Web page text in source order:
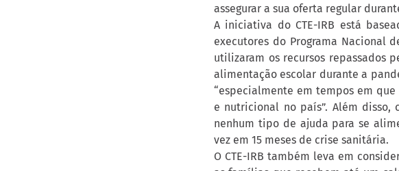
assegurar a sua oferta regular
A iniciativa do CTE-IRB está
executores do Programa Nacional
utilizaram os recursos repassados
alimentação escolar durante a
“especialmente em tempos em
e nutricional no país”. Além disso,
nenhum tipo de ajuda para se
vez em 15 meses de crise sanitária.
O CTE-IRB também leva em